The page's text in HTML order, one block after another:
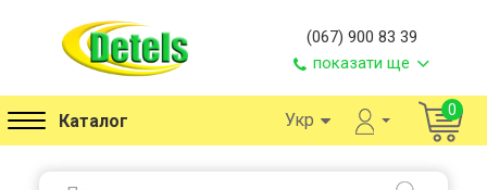
(067) 900 83 39
показати ще
Каталог Укр 0